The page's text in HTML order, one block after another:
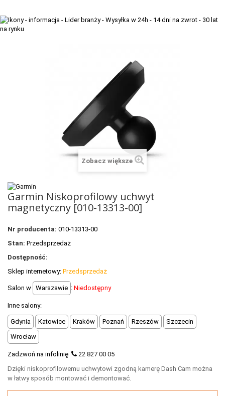
+
TACX
ELITE
VOSTOK EUROPE ZEGARKI
VICTORINOX ZEGARKI
ORIENT ZEGARKI
OBAKU DENMARK ZEGARKI
POLECANE PRODUKTY
OUTLET
WYPRZEDAŻ
Zobacz większe
Garmin Niskoprofilowy uchwyt
magnetyczny [010-13313-00]
Nr producenta: 010-13313-00
Stan: Przedsprzedaż
Dostępność:
Sklep internetowy: Przedsprzedaż
Salon w Warszawie : Niedostępny
Inne salony:
Gdynia Katowice Kraków Poznań Rzeszów
Szczecin
Wrocław
Zadzwoń na infolinię
22 827 00 05
Dzięki niskoprofilowemu uchwytowi zgodną kamerę Dash Cam można
w łatwy sposób montować i demontować.